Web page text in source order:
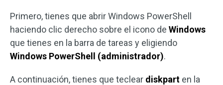
Primero, tienes que abrir Windows PowerShell
haciendo clic derecho sobre el icono de Windows
que tienes en la barra de tareas y eligiendo
Windows PowerShell (administrador).
A continuación, tienes que teclear diskpart en la